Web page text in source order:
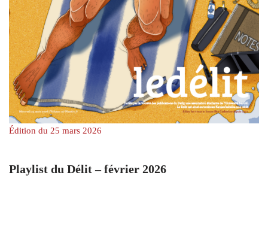
Édition du 25 mars 2026
Playlist du Délit – février 2026